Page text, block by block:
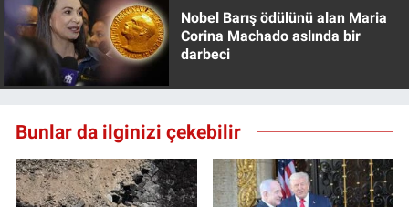
Nobel Barış ödülünü alan Maria
Corina Machado aslında bir
darbeci
Bunlar da ilginizi çekebilir
Türkiye'nin Gündemi
Yerel Gündem
Canlı Yayın